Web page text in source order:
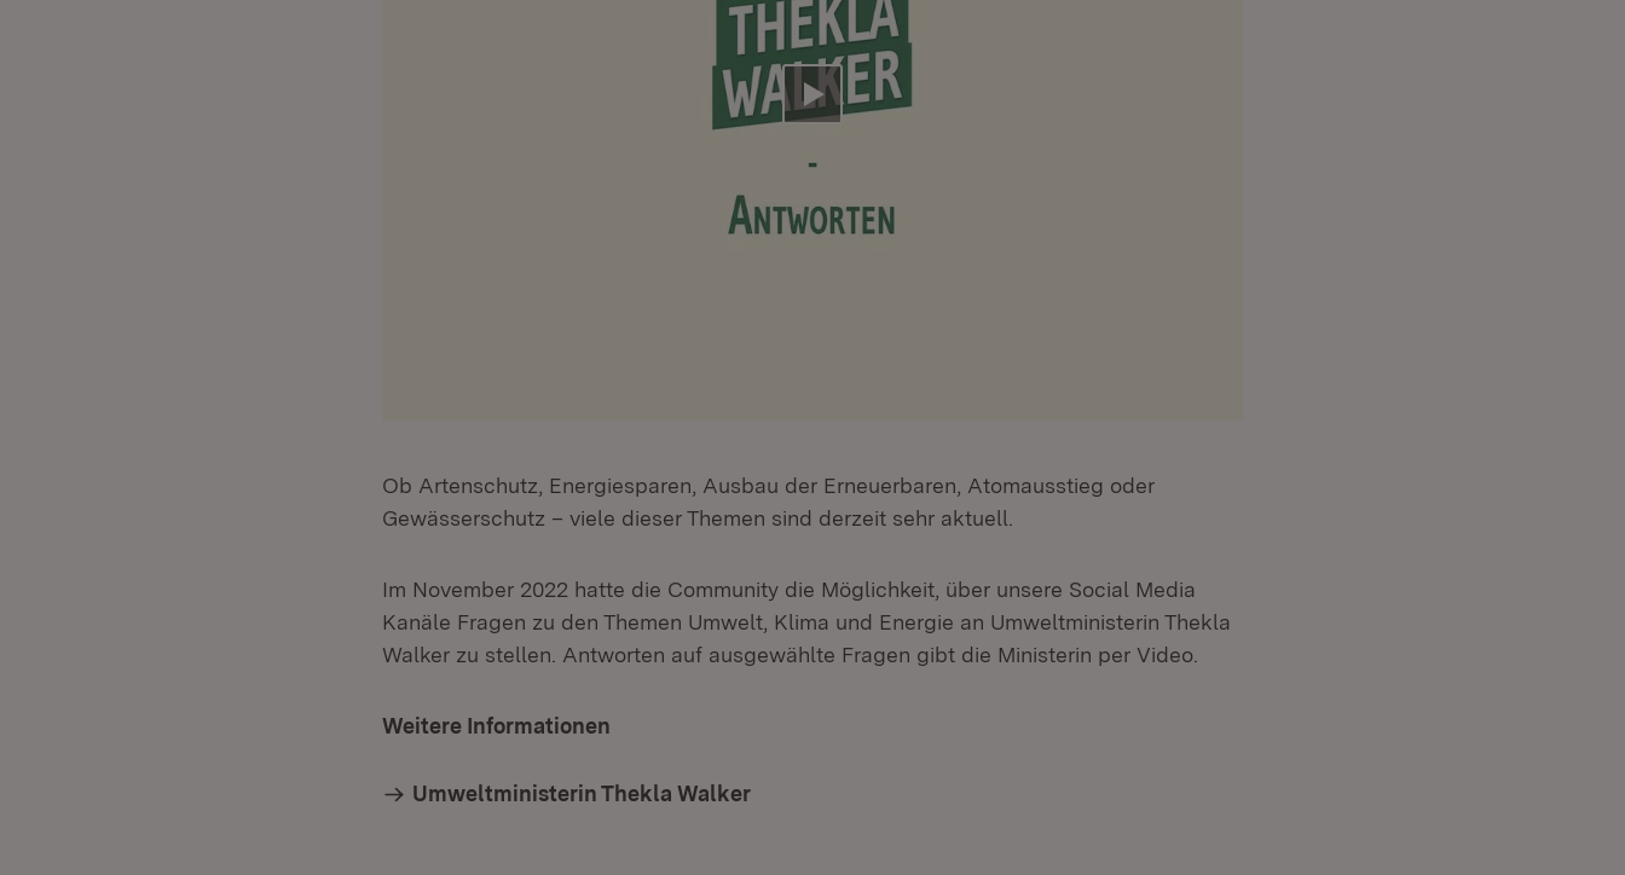
Video abspielen
Ob Artenschutz, Energiesparen, Ausbau der Erneuerbaren, Atomausstieg oder
Gewässerschutz – viele dieser Themen sind derzeit sehr aktuell.
Im November 2022 hatte die Community die Möglichkeit, über unsere Social Media
Kanäle Fragen zu den Themen Umwelt, Klima und Energie an Umweltministerin Thekla
Walker zu stellen. Antworten auf ausgewählte Fragen gibt die Ministerin per Video.
Weitere Informationen
Umweltministerin Thekla Walker